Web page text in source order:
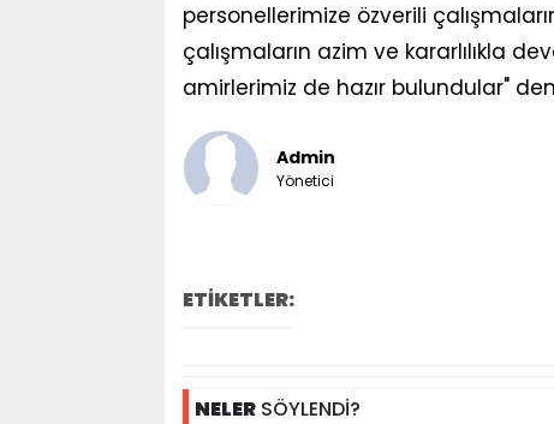
personellerimize özverili
çalışmaların azim ve kararlılıkla
amirlerimiz de hazır bulundular"
Admin
Yönetici
ETİKETLER:
NELERSÖYLENDİ?